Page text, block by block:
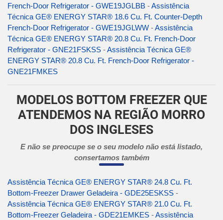
French-Door Refrigerator - GWE19JGLBB -Assistência
Técnica GE® ENERGY STAR® 18.6 Cu. Ft. Counter-Depth
French-Door Refrigerator - GWE19JGLWW -Assistência
Técnica GE® ENERGY STAR® 20.8 Cu. Ft. French-Door
Refrigerator - GNE21FSKSS -Assistência Técnica GE®
ENERGY STAR® 20.8 Cu. Ft. French-Door Refrigerator -
GNE21FMKES
MODELOS BOTTOM FREEZER QUE
ATENDEMOS NA REGIÃO MORRO
DOS INGLESES
E não se preocupe se o seu modelo não está listado,
consertamos também
Assistência Técnica GE® ENERGY STAR® 24.8 Cu. Ft.
Bottom-Freezer Drawer Geladeira - GDE25ESKSS -
Assistência Técnica GE® ENERGY STAR® 21.0 Cu. Ft.
Bottom-Freezer Geladeira - GDE21EMKES -Assistência